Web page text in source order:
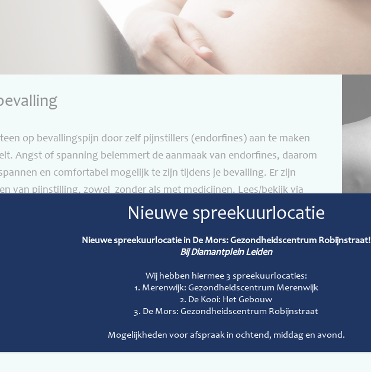
op bevallingspijn door zelf pijnstillers (endorfines) aan te maken
Angst of spanning belemmert de aanmaak van endorfines, daarom
en comfortabel mogelijk te zijn tijdens je bevalling. Er zijn
van pijnstilling, zowel zonder als met medicijnen. Lees/bekijk via
over omgaan met pijn tijdens de bevalling en de methoden van
Hoe ga je om met pijn?’
Hoe ga je om met pijn?’
medicijnen
medicijnen
Nieuwe spreekuurlocatie
Nieuwe spreekuurlocatie in De Mors: Gezondheidscentrum Robijnstraat!
Bij Diamantplein Leiden
Wij hebben hiermee 3 spreekuurlocaties:
1. Merenwijk: Gezondheidscentrum Merenwijk
2. De Kooi: Het Gebouw
3. De Mors: Gezondheidscentrum Robijnstraat
Mogelijkheden voor afspraak in ochtend, middag en avond.